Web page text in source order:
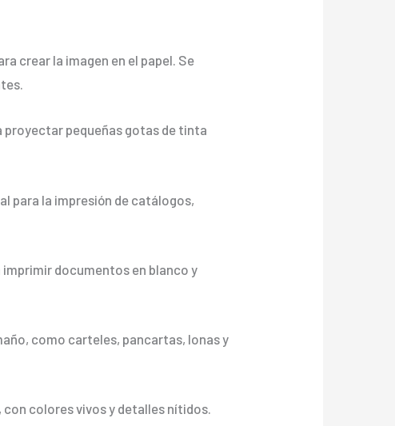
crear la imagen en el papel. Se
pequeñas gotas de tinta
para la impresión de catálogos,
documentos en blanco y
como carteles, pancartas, lonas y
colores vivos y detalles nítidos.